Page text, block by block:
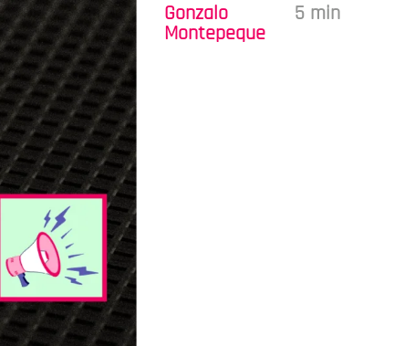
Gonzalo
Montepeque
5 min